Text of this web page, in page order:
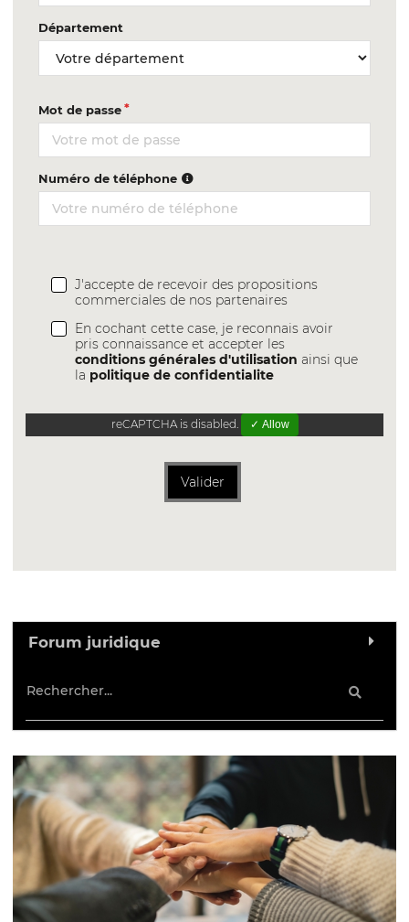
Département
Mot de passe
Numéro de téléphone
J'accepte de recevoir des propositions
commerciales de nos partenaires
En cochant cette case, je reconnais avoir
pris connaissance et accepter les
conditions générales d'utilisation ainsi que
la politique de confidentialite
reCAPTCHA is disabled. ✓ Allow
Valider
Forum juridique